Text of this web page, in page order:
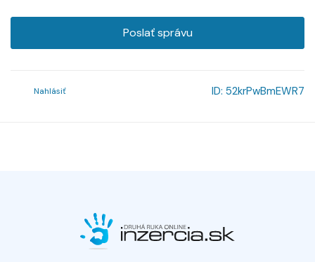
Poslať správu
Nahlásiť ID: 52krPwBmEWR7